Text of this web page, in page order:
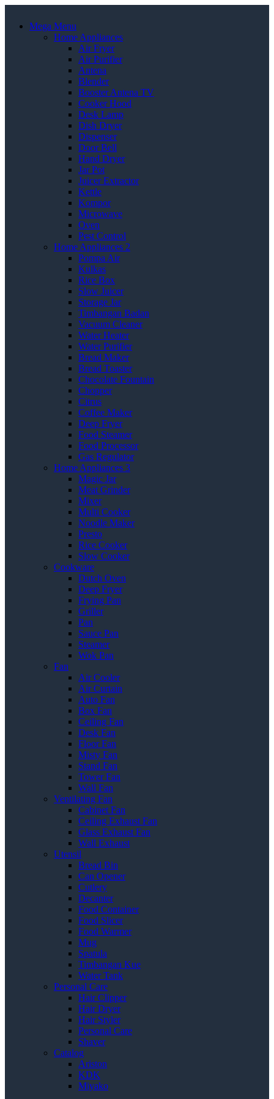
Mega Menu
Home Appliances
Air Fryer
Air Purifier
Antena
Blender
Booster Antena TV
Cooker Hood
Desk Lamp
Dish Dryer
Dispenser
Door Bell
Hand Dryer
Jar Pot
Juicer Extractor
Kettle
Kompor
Microwave
Oven
Pest Control
Home Appliances 2
Pompa Air
Kulkas
Rice Box
Slow Juicer
Storage Jar
Timbangan Badan
Vacuum Cleaner
Water Heater
Water Purifier
Bread Maker
Bread Toaster
Chocolate Fountain
Chopper
Citrus
Coffee Maker
Deep Fryer
Food Steamer
Food Processor
Gas Regulator
Home Appliances 3
Magic Jar
Meat Grinder
Mixer
Multi Cooker
Noodle Maker
Presto
Rice Cooker
Slow Cooker
Cookware
Dutch Oven
Deep Fryer
Frying Pan
Griller
Pan
Sauce Pan
Steamer
Wok Pan
Fan
Air Cooler
Air Curtain
Auto Fan
Box Fan
Ceiling Fan
Desk Fan
Floor Fan
Misty Fan
Stand Fan
Tower Fan
Wall Fan
Ventilating Fan
Cabinet Fan
Ceiling Exhaust Fan
Glass Exhaust Fan
Wall Exhaust
Utensil
Bread Bin
Can Opener
Cutlery
Decanter
Food Container
Food Slicer
Food Warmer
Mug
Spatula
Timbangan Kue
Water Tank
Personal Care
Hair Clipper
Hair Dryer
Hair Styler
Personal Care
Shaver
Catalog
Ariston
KDK
Miyako